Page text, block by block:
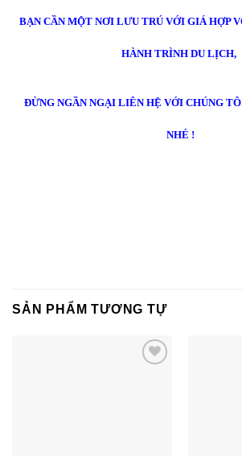
BẠN CẦN MỘT NƠI LƯU TRÚ VỚI GIÁ HỢP
HÀNH TRÌNH DU LỊCH,
ĐỪNG NGẦN NGẠI LIÊN HỆ VỚI CHÚNG
NHÉ !
SẢN PHẨM TƯƠNG TỰ